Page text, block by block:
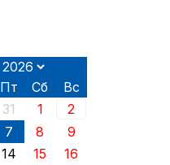
Пт Сб
Вс
31 1
2
7 8
9
14 15
16